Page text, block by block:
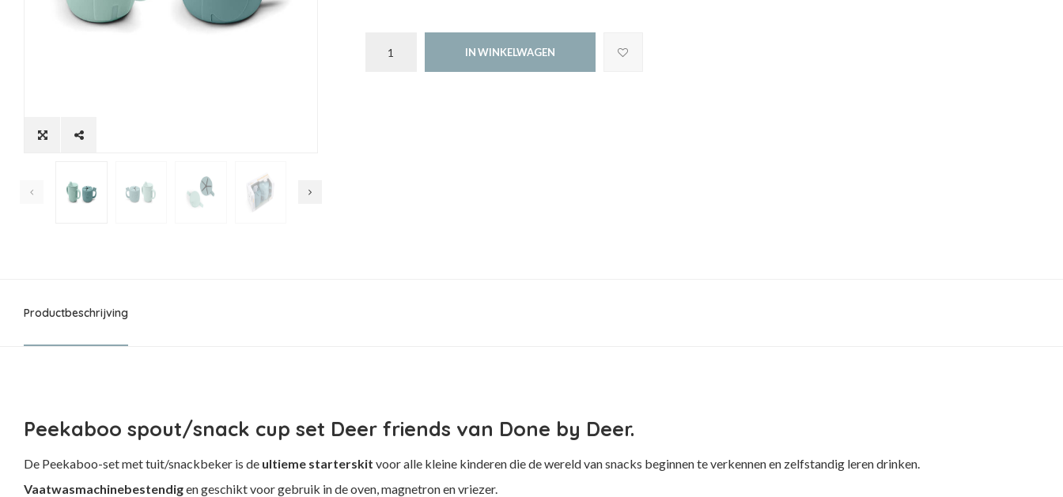
IN WINKELWAGEN
Productbeschrijving
Peekaboo spout/snack cup set Deer friends van Done by Deer.
De Peekaboo-set met tuit/snackbeker is de ultieme starterskit voor alle kleine kinderen die de wereld van snacks beginnen te verkennen en zelfstandig leren drinken.
Vaatwasmachinebestendigen geschikt voor gebruik in de oven, magnetron en vriezer.